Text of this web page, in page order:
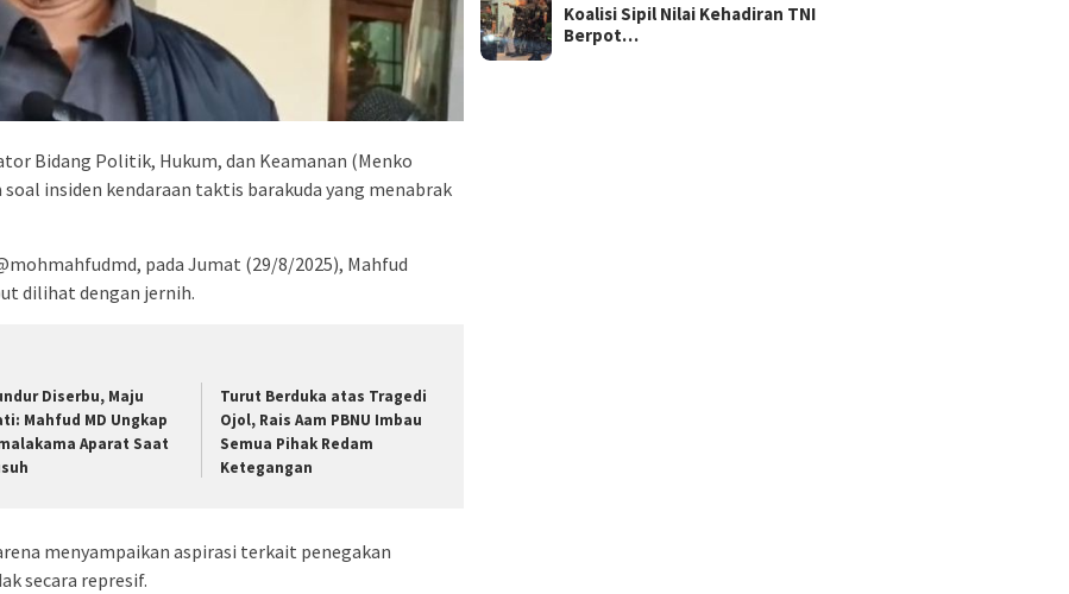
Bidang Politik, Hukum, dan Keamanan (Menko
insiden kendaraan taktis barakuda yang menabrak
pada Jumat (29/8/2025), Mahfud
dilihat dengan jernih.
Diserbu, Maju
Mahfud MD Ungkap
Aparat Saat
Turut Berduka atas Tragedi
Ojol, Rais Aam PBNU Imbau
Semua Pihak Redam
Ketegangan
menyampaikan aspirasi terkait penegakan
secara represif.
Koalisi Sipil Nilai Kehadiran TNI
Berpot…